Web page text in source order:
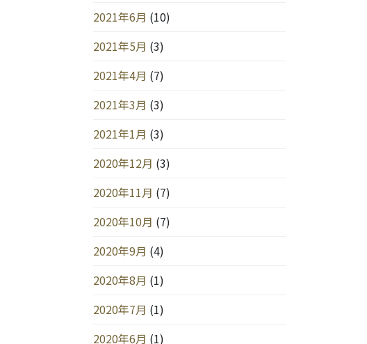
2021年6月 (10)
2021年5月 (3)
2021年4月 (7)
2021年3月 (3)
2021年1月 (3)
2020年12月 (3)
2020年11月 (7)
2020年10月 (7)
2020年9月 (4)
2020年8月 (1)
2020年7月 (1)
2020年6月 (1)